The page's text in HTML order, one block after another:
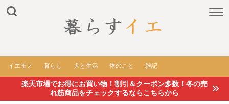
イエモノ 暮らし 犬と生活 体のこと 雑記
楽天市場でお得にお買い物！割引＆クーポン多数！冬の売
れ筋商品をチェックするならこちらから